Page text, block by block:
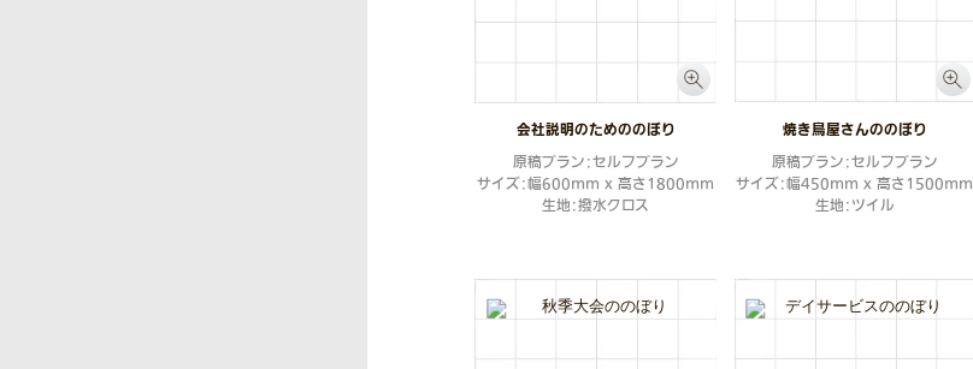
会社説明のためののぼり
原稿プラン：セルフプラン
サイズ：幅600mm x 高さ1800mm
生地：撥水クロス
焼き鳥屋さんののぼり
原稿プラン：セルフプラン
サイズ：幅450mm x 高さ1500mm
生地：ツイル